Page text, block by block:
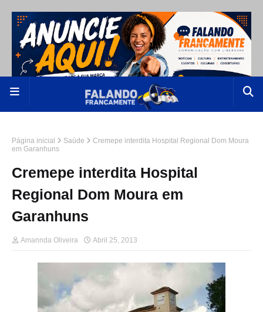
Página inicial Saúde
Cremepe interdita Hospital Regional Dom Moura
em Garanhuns
Cremepe interdita Hospital
Regional Dom Moura em
Garanhuns
Amannda Oliveira Abril 25, 2013